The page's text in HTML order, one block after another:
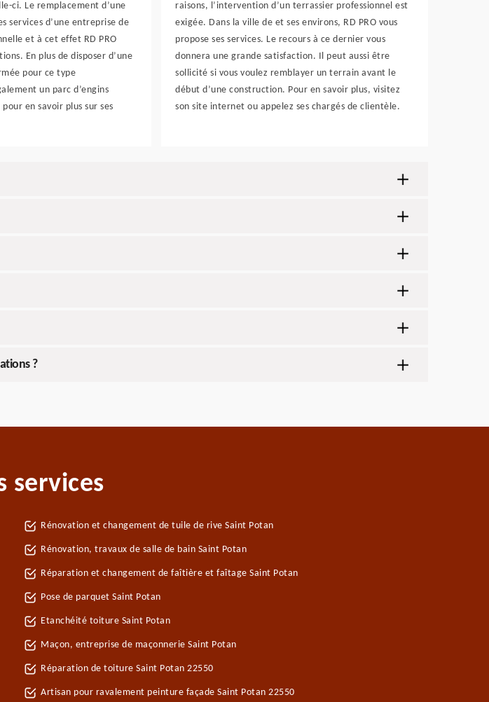
ci. Le remplacement d’une
services d’une entreprise de
et à cet effet RD PRO
En plus de disposer d’une
pour ce type
un parc d’engins
en savoir plus sur ses
raisons, l’intervention d’un terrassier professionnel est
exigée. Dans la ville de et ses environs, RD PRO vous
propose ses services. Le recours à ce dernier vous
donnera une grande satisfaction. Il peut aussi être
sollicité si vous voulez remblayer un terrain avant le
début d’une construction. Pour en savoir plus, visitez
son site internet ou appelez ses chargés de clientèle.
?
services
Rénovation et changement de tuile de rive Saint Potan
Rénovation, travaux de salle de bain Saint Potan
Réparation et changement de faîtière et faîtage Saint Potan
Pose de parquet Saint Potan
Etanchéité toiture Saint Potan
Maçon, entreprise de maçonnerie Saint Potan
Réparation de toiture Saint Potan 22550
Artisan pour ravalement peinture façade Saint Potan 22550